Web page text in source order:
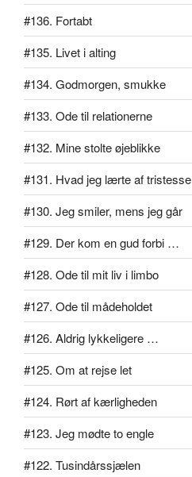
#136. Fortabt
#135. Livet i alting
#134. Godmorgen, smukke
#133. Ode til relationerne
#132. Mine stolte øjeblikke
#131. Hvad jeg lærte af tristesse
#130. Jeg smiler, mens jeg går
#129. Der kom en gud forbi …
#128. Ode til mit liv i limbo
#127. Ode til mådeholdet
#126. Aldrig lykkeligere …
#125. Om at rejse let
#124. Rørt af kærligheden
#123. Jeg mødte to engle
#122. Tusindårssjælen